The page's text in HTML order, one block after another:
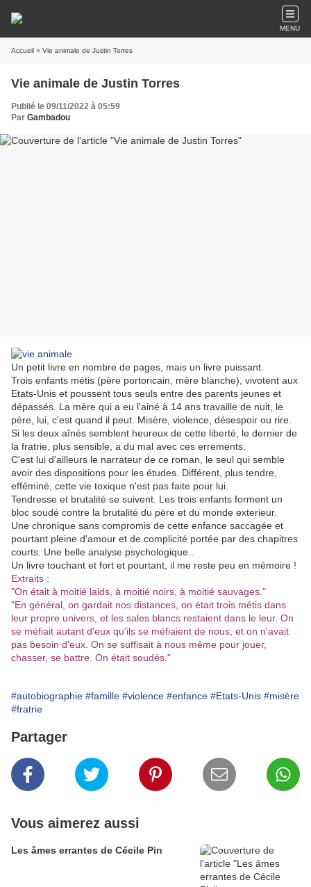
MENU
Accueil » Vie animale de Justin Torres
Vie animale de Justin Torres
Publié le 09/11/2022 à 05:59
Par Gambadou
Un petit livre en nombre de pages, mais un livre puissant.
Trois enfants métis (père portoricain, mère blanche), vivotent aux
Etats-Unis et poussent tous seuls entre des parents jeunes et
dépassés. La mère qui a eu l'ainé à 14 ans travaille de nuit, le
père, lui, c'est quand il peut. Misère, violence, désespoir ou rire.
Si les deux aînés semblent heureux de cette liberté, le dernier de
la fratrie, plus sensible, a du mal avec ces errements.
C'est lui d'ailleurs le narrateur de ce roman, le seul qui semble
avoir des dispositions pour les études. Différent, plus tendre,
efféminé, cette vie toxique n'est pas faite pour lui.
Tendresse et brutalité se suivent. Les trois enfants forment un
bloc soudé contre la brutalité du père et du monde exterieur.
Une chronique sans compromis de cette enfance saccagée et
pourtant pleine d'amour et de complicité portée par des chapitres
courts. Une belle analyse psychologique..
Un livre touchant et fort et pourtant, il me reste peu en mémoire !
Extraits :
"On était à moitié laids, à moitié noirs, à moitié sauvages."
"En général, on gardait nos distances, on était trois métis dans
leur propre univers, et les sales blancs restaient dans le leur. On
se méfiait autant d'eux qu'ils se méfiaient de nous, et on n'avait
pas besoin d'eux. On se suffisait à nous même pour jouer,
chasser, se battre. On était soudés."
#autobiographie #famille #violence #enfance #Etats-Unis #misère
#fratrie
Partager
Vous aimerez aussi
Les âmes errantes de Cécile Pin